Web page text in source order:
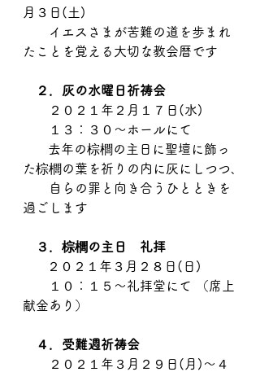
月３日(土)
イエスさまが苦難の道を歩まれ
たことを覚える大切な教会暦です
２．灰の水曜日祈祷会
２０２１年２月１７日(水)
１３：３０～ホールにて
た棕櫚の葉を祈りの内に灰にしつつ､
自らの罪と向き合うひとときを
過ごします
３．棕櫚の主日　礼拝
      ２０２１年３月２８日(日)
１０：１５～礼拝堂にて （席上
献金あり）
４．受難週祈祷会
２０２１年３月２９日(月)～４